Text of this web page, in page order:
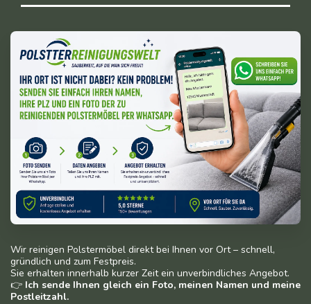
Wir reinigen Polstermöbel direkt bei Ihnen vor Ort – schnell,
gründlich und zum Festpreis.
Sie erhalten innerhalb kurzer Zeit ein unverbindliches Angebot.
👉 Ich sende Ihnen gleich ein Foto, meinen Namen und meine
Postleitzahl.